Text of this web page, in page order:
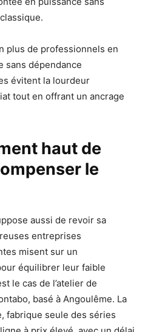
plus de professionnels en
sans dépendance
évitent la lourdeur
tout en offrant un ancrage
haut de
le
aussi de revoir sa
entreprises
misent sur un
équilibrer leur faible
le cas de l’atelier de
basé à Angoulême. La
fabrique seule des séries